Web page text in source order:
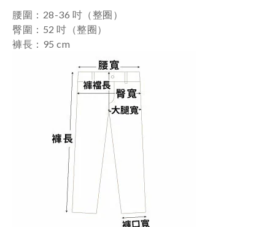
腰圍：28-36 吋 （整圈）
臀圍：52 吋 （整圈）
褲長：95 cm